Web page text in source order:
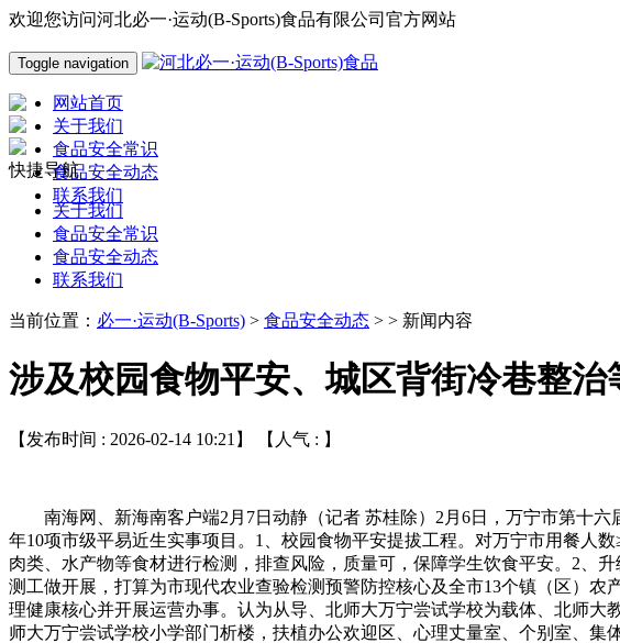
欢迎您访问河北必一·运动(B-Sports)食品有限公司官方网站
Toggle navigation
网站首页
关于我们
食品安全常识
食品安全动态
联系我们
快捷导航
关于我们
食品安全常识
食品安全动态
联系我们
当前位置： 必一·运动(B-Sports) > 食品安全动态 > > 新闻内容
涉及校园食物平安、城区背街冷巷整治
【发布时间 : 2026-02-14 10:21】 【人气 : 】
南海网、新海南客户端2月7日动静（记者 苏桂除）2月6日，万宁市第十六
年10项市级平易近生实事项目。1、校园食物平安提拔工程。对万宁市用餐人
肉类、水产物等食材进行检测，排查风险，质量可，保障学生饮食平安。2、
测工做开展，打算为市现代农业查验检测预警防控核心及全市13个镇（区）
理健康核心并开展运营办事。认为从导、北师大万宁尝试学校为载体、北师
师大万宁尝试学校小学部门析楼，扶植办公欢迎区、心理丈量室、个别室、